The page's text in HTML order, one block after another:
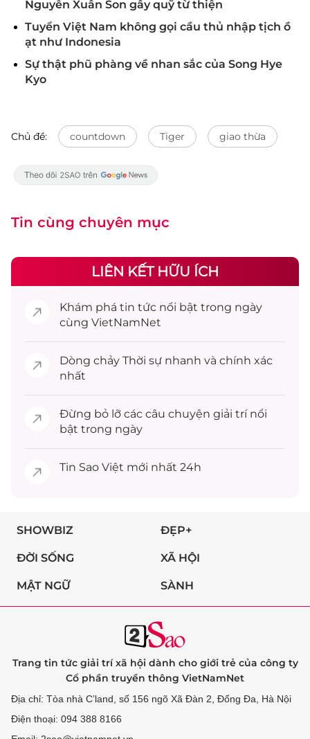
Nguyễn Xuân Son gây quỹ từ thiện
Tuyển Việt Nam không gọi cầu thủ nhập tịch ồ
ạt như Indonesia
Sự thật phũ phàng về nhan sắc của Song Hye
Kyo
Chủ đề: countdown Tiger giao thừa
Tin cùng chuyên mục
LIÊN KẾT HỮU ÍCH
Khám phá tin tức nổi bật trong ngày
cùng VietNamNet
Dòng chảy Thời sự nhanh và chính xác
nhất
Đừng bỏ lỡ các câu chuyện giải trínổi
bật trong ngày
Tin Sao Việt mới nhất 24h
SHOWBIZ ĐẸP+
ĐỜI SỐNG XÃ HỘI
MẬT NGỮ SÀNH
Trang tin tức giải trí xã hội dành cho giới trẻ của công ty
Cổ phần truyền thông VietNamNet
Địa chỉ: Tòa nhà C’land, số 156 ngõ Xã Đàn 2, Đống Đa, Hà Nội
Điện thoại: 094 388 8166